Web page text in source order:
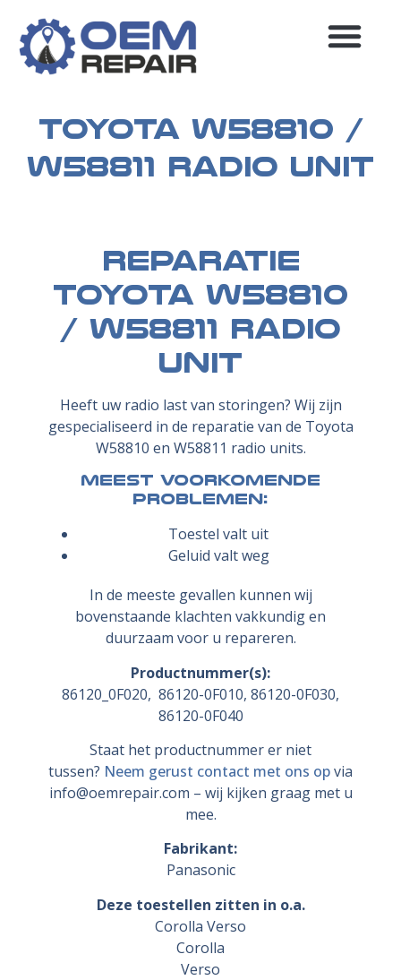
Toyota W58810 /
W58811 radio unit
Reparatie
Toyota W58810
/ W58811 radio
unit
Heeft uw radio last van storingen? Wij zijn
gespecialiseerd in de reparatie van de Toyota
W58810 en W58811 radio units.
Meest voorkomende
problemen:
Toestel valt uit
Geluid valt weg
In de meeste gevallen kunnen wij
bovenstaande klachten vakkundig en
duurzaam voor u repareren.
Productnummer(s):
86120_0F020, 86120-0F010, 86120-0F030,
86120-0F040
Staat het productnummer er niet
tussen? Neem gerust contact met ons opvia
info@oemrepair.com – wij kijken graag met u
mee.
Fabrikant:
Panasonic
Deze toestellen zitten in o.a.
Corolla Verso
Corolla
Verso